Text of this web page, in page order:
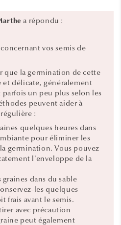
a répondu :
vos semis de
que la germination de cette
et délicate, généralement
parfois un peu plus selon les
peuvent aider à
:
quelques heures dans
pour éliminer les
germination. Vous pouvez
l’enveloppe de la
dans du sable
les quelques
frais avant le semis.
avec précaution
peut également